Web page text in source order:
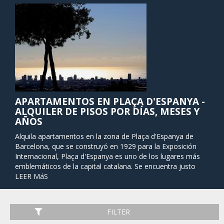
APARTAMENTOS EN PLAÇA D'ESPANYA -
ALQUILER DE PISOS POR DÍAS, MESES Y
AÑOS
Alquila apartamentos en la zona de Plaça d'Espanya de
Barcelona, que se construyó en 1929 para la Exposición
Internacional, Plaça d'Espanya es uno de los lugares más
emblemáticos de la capital catalana. Se encuentra justo
debajo de la montaña de Montjuïc, donde se encuentra el
del Paralel, dos de las vías más importantes de Barcelona.
LEER MáS
FILTER